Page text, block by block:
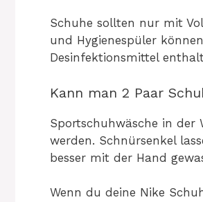
Schuhe sollten nur mit
und Hygienespüler
Desinfektionsmittel
Kann man 2 Paar
Sportschuhwäsche in der
werden. Schnürsenkel
besser mit der Hand
Wenn du deine Nike